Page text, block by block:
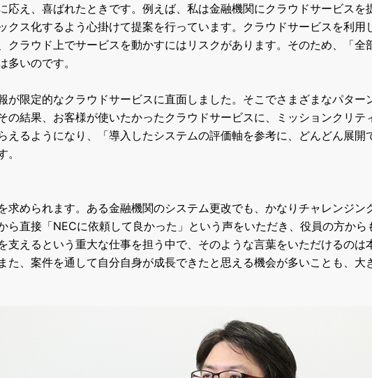
応え、喜ばれたときです。例えば、私は金融機関にクラウドサービス
クス化するよう心掛けて提案を行っています。クラウドサービスを利用
クラウド上でサービスを動かすにはリスクがあります。そのため、「全
いのです。
が限定的なクラウドサービスに直面しました。そこでさまざまなパター
の結果、お客様が使いたかったクラウドサービスに、ミッションクリ
えるようになり、「導入したシステムの評価軸を参考に、どんどん展
求められます。ある金融機関のシステム更改でも、かなりチャレンジ
ら直接「NECに依頼して良かった」という声をいただき、役員の方か
支えるという重大な仕事を担う中で、そのような言葉をいただけるのは
た、案件を通して自分自身が成長できたと思える機会が多いことも、大